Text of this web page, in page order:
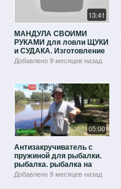
13:41
МАНДУЛА СВОИМИ
РУКАМИ для ловли ЩУКИ
и СУДАКА. Изготовление
из АВТОРУЧКИ!
Добавлено9 месяцев назад
05:00
Антизакручиватель с
пружиной для рыбалки.
рыбалка. рыбалка на
поплавок
Добавлено9 месяцев назад